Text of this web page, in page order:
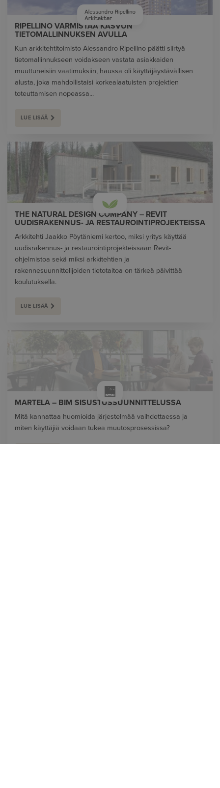
RIPELLINO VARMISTAA KASVUN
TIETOMALLINNUKSEN AVULLA
Kun arkkitehtitoimisto Alessandro Ripellino päätti siirtyä
tietomallinnukseen voidakseen vastata asiakkaiden
muuttuneisiin vaatimuksiin, haussa oli käyttäjäystävällisen
alusta, joka mahdollistaisi korkealaatuisten projektien
toteuttamisen nopeassa...
LUE LISÄÄ
THE NATURAL DESIGN COMPANY – REVIT
UUDISRAKENNUS- JA RESTAUROINTIPROJEKTEISSA
Arkkitehti Jaakko Pöytäniemi kertoo, miksi yritys käyttää
uudisrakennus- ja restaurointiprojekteissaan Revit-
ohjelmistoa sekä miksi arkkitehtien ja
rakennesuunnittelijoiden tietotaitoa on tärkeä päivittää
koulutuksella.
LUE LISÄÄ
MARTELA – BIM SISUSTUSSUUNNITTELUSSA
Mitä kannattaa huomioida järjestelmää vaihdettaessa ja
miten käyttäjiä voidaan tukea muutosprosessissa?